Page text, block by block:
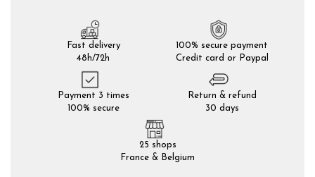
Fast delivery
48h/72h
100% secure payment
Credit card or Paypal
Payment 3 times
100% secure
Return & refund
30 days
25 shops
France & Belgium